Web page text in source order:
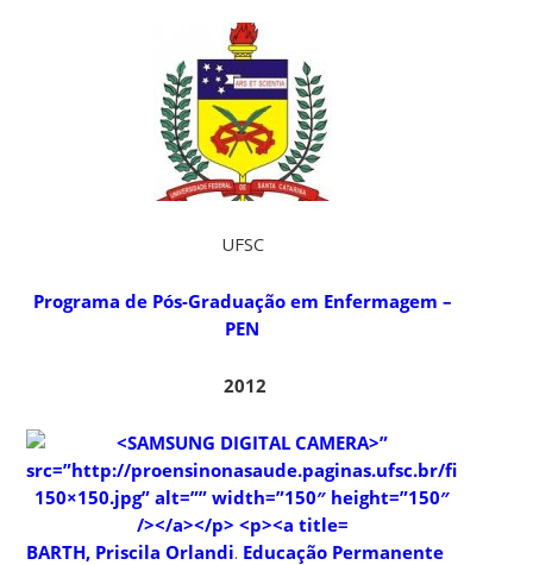
UFSC
Programa de Pós-Graduação em Enfermagem –
PEN
2012
BARTH, Priscila Orlandi. Educação Permanente